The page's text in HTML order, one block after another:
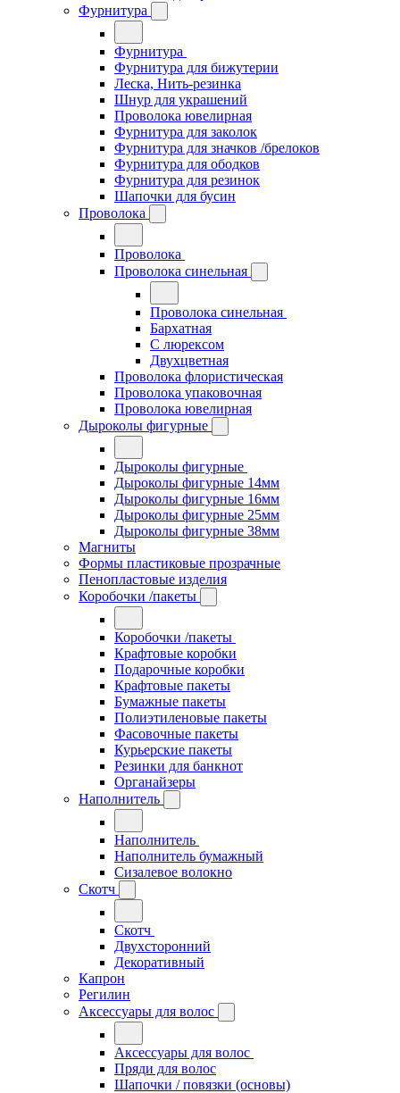
Фурнитура
Фурнитура
Фурнитура для бижутерии
Леска, Нить-резинка
Шнур для украшений
Проволока ювелирная
Фурнитура для заколок
Фурнитура для значков /брелоков
Фурнитура для ободков
Фурнитура для резинок
Шапочки для бусин
Проволока
Проволока
Проволока синельная
Проволока синельная
Бархатная
С люрексом
Двухцветная
Проволока флористическая
Проволока упаковочная
Проволока ювелирная
Дыроколы фигурные
Дыроколы фигурные
Дыроколы фигурные 14мм
Дыроколы фигурные 16мм
Дыроколы фигурные 25мм
Дыроколы фигурные 38мм
Магниты
Формы пластиковые прозрачные
Пенопластовые изделия
Коробочки /пакеты
Коробочки /пакеты
Крафтовые коробки
Подарочные коробки
Крафтовые пакеты
Бумажные пакеты
Полиэтиленовые пакеты
Фасовочные пакеты
Курьерские пакеты
Резинки для банкнот
Органайзеры
Наполнитель
Наполнитель
Наполнитель бумажный
Сизалевое волокно
Скотч
Скотч
Двухсторонний
Декоративный
Капрон
Регилин
Аксессуары для волос
Аксессуары для волос
Пряди для волос
Шапочки / повязки (основы)